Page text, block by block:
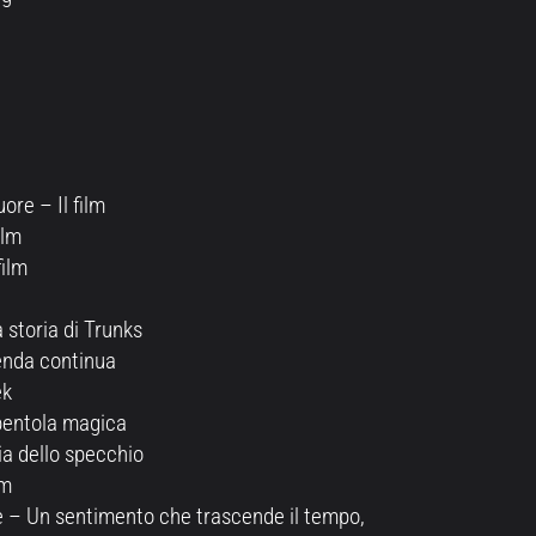
– Il film
storia di Trunks
continua
magica
dello specchio
– Un sentimento che trascende il tempo,